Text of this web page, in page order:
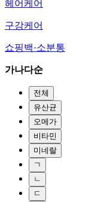
헤어케어
구강케어
쇼핑백·소분통
가나다순
전체
유산균
오메가
비타민
미네랄
ㄱ
ㄴ
ㄷ